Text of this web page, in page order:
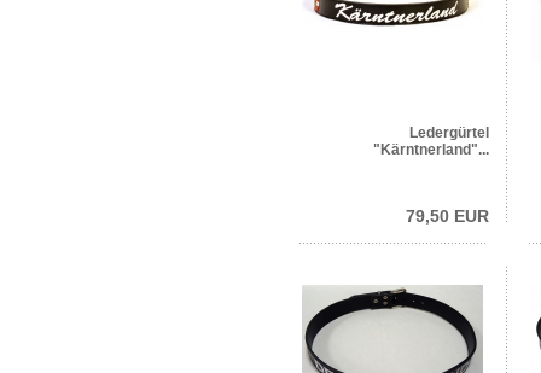
Ledergürtel
"Kärntnerland"...
79,50 EUR